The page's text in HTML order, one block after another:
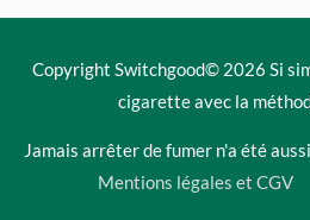
Copyright Switchgood© 2026 Si
cigarette avec la
Jamais arrêter de fumer n'a été
Mentions légales et CGV